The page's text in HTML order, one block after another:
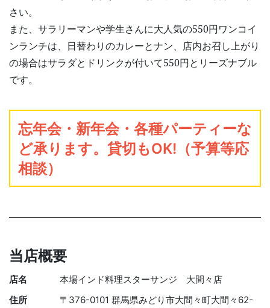
さい。
また、サラリーマンや学生さんに大人気の550円ワンコイ
ンランチは、日替わりのカレーとナン、店内お召し上がり
の場合はサラダとドリンクが付いて550円とリーズナブル
です。
忘年会・新年会・各種パーティーな
ど承ります。貸切もOK!（予算等応
相談）
当店概要
店名
本場インド料理スターサンジ 大間々店
住所
〒376-0101 群馬県みどり市大間々町大間々62-